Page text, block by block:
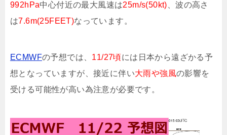
992hPa中心付近の最大風速は25m/s(50kt) 、波の高さ
は7.6m(25FEET)なっています。
ECMWFの予想では、 11/27頃には日本から遠ざかる予
想となっていますが、接近に伴い大雨や強風の影響を
受ける可能性が高い為注意が必要です。